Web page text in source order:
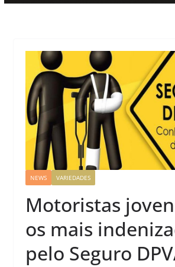
NEWS VARIEDADES
Motoristas
os mais
pelo Seguro